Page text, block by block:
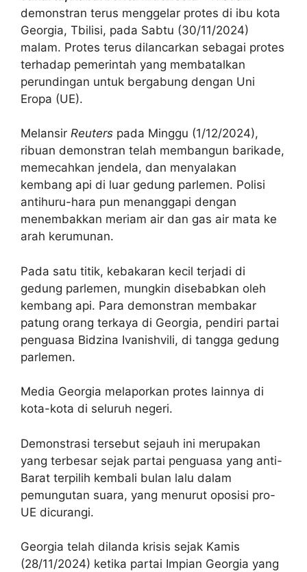
demonstran terus menggelar protes di ibu kota
Georgia, Tbilisi, pada Sabtu (30/11/2024)
malam. Protes terus dilancarkan sebagai protes
terhadap pemerintah yang membatalkan
perundingan untuk bergabung dengan Uni
Eropa (UE).
Melansir Reuters pada Minggu (1/12/2024),
ribuan demonstran telah membangun barikade,
memecahkan jendela, dan menyalakan
kembang api di luar gedung parlemen. Polisi
antihuru-hara pun menanggapi dengan
menembakkan meriam air dan gas air mata ke
arah kerumunan.
Pada satu titik, kebakaran kecil terjadi di
gedung parlemen, mungkin disebabkan oleh
kembang api. Para demonstran membakar
patung orang terkaya di Georgia, pendiri partai
penguasa Bidzina Ivanishvili, di tangga gedung
parlemen.
Media Georgia melaporkan protes lainnya di
kota-kota di seluruh negeri.
Demonstrasi tersebut sejauh ini merupakan
yang terbesar sejak partai penguasa yang anti-
Barat terpilih kembali bulan lalu dalam
pemungutan suara, yang menurut oposisi pro-
UE dicurangi.
Georgia telah dilanda krisis sejak Kamis
(28/11/2024) ketika partai Impian Georgia yang